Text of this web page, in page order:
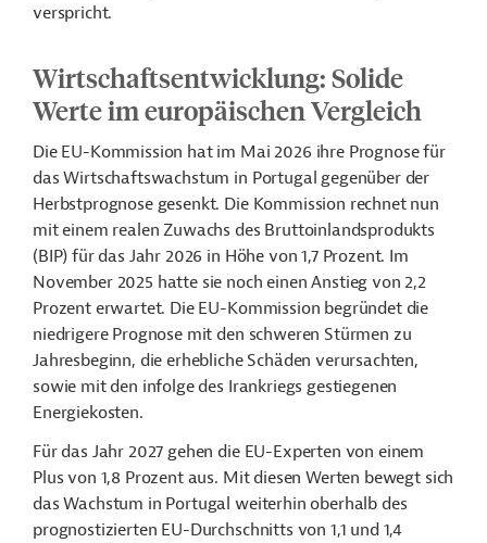
verspricht.
Wirtschaftsentwicklung: Solide
Werte im europäischen Vergleich
Die EU-Kommission hat im Mai 2026 ihre Prognose für
das Wirtschaftswachstum in Portugal gegenüber der
Herbstprognose gesenkt. Die Kommission rechnet nun
mit einem realen Zuwachs des Bruttoinlandsprodukts
(BIP) für das Jahr 2026 in Höhe von 1,7 Prozent. Im
November 2025 hatte sie noch einen Anstieg von 2,2
Prozent erwartet. Die EU-Kommission begründet die
niedrigere Prognose mit den schweren Stürmen zu
Jahresbeginn, die erhebliche Schäden verursachten,
sowie mit den infolge des Irankriegs gestiegenen
Energiekosten.
Für das Jahr 2027 gehen die EU-Experten von einem
Plus von 1,8 Prozent aus. Mit diesen Werten bewegt sich
das Wachstum in Portugal weiterhin oberhalb des
prognostizierten EU-Durchschnitts von 1,1 und 1,4